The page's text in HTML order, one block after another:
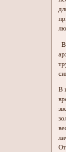
В
В